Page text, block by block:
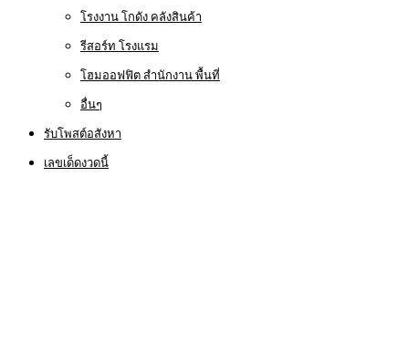
โรงงาน โกดัง คลังสินค้า
รีสอร์ท โรงแรม
โฮมออฟฟิต สำนักงาน พื้นที่
อื่นๆ
รับโพสต์อสังหา
เลขเด็ดงวดนี้